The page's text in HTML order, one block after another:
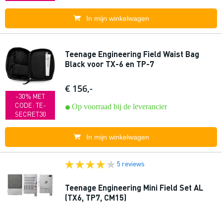
In mijn winkelwagen
-30% MET
CODE: TE-
SECRET30
Teenage Engineering Field Waist Bag
Black voor TX-6 en TP-7
€ 156,-
Op voorraad bij de leverancier
In mijn winkelwagen
5 reviews
Teenage Engineering Mini Field Set AL
(TX6, TP7, CM15)